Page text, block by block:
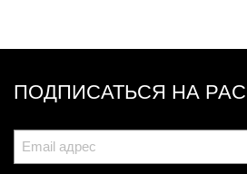
ПОДПИСАТЬСЯ НА